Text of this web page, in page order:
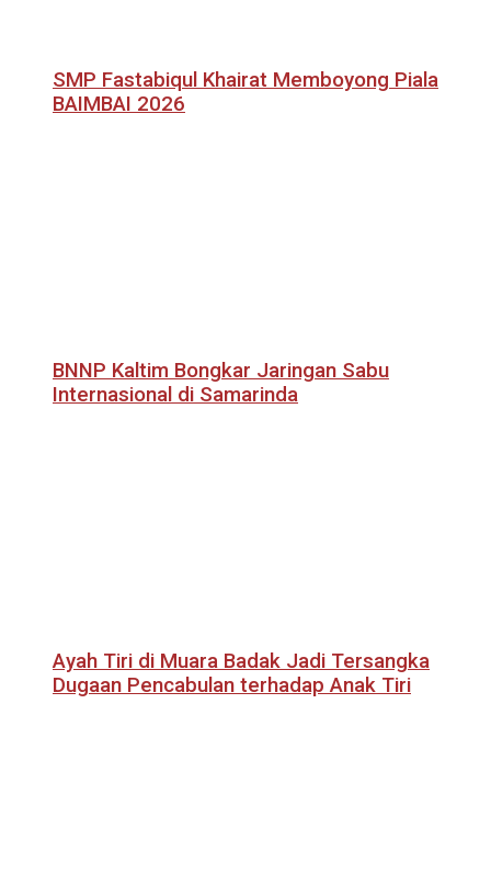
SMP Fastabiqul Khairat Memboyong Piala
BAIMBAI 2026
BNNP Kaltim Bongkar Jaringan Sabu
Internasional di Samarinda
Ayah Tiri di Muara Badak Jadi Tersangka
Dugaan Pencabulan terhadap Anak Tiri